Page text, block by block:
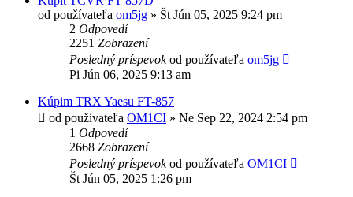
od používateľa om5jg » Št Jún 05, 2025 9:24 pm
2 Odpovedí
2251 Zobrazení
Posledný príspevokod používateľa om5jg
Pi Jún 06, 2025 9:13 am
Kúpim TRX Yaesu FT-857
od používateľa OM1CI » Ne Sep 22, 2024 2:54 pm
1 Odpovedí
2668 Zobrazení
Posledný príspevokod používateľa OM1CI
Št Jún 05, 2025 1:26 pm